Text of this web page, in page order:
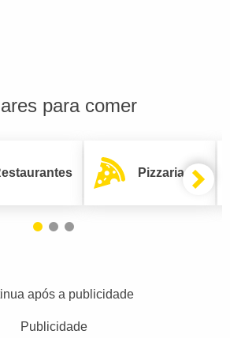
para comer
Pizzarias
após a publicidade
Publicidade